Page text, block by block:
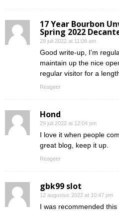
17 Year Bourbon
Spring 2022
29 juli 2022 at 11:06 am
Good write-up, I’m
maintain up the nice
regular visitor for a
Reageer
Hond
29 juli 2022 at 12:04 pm
I love it when people
great blog, keep it up.
Reageer
gbk99 slot
12 augustus 2022 at 10:47 pm
I was recommended